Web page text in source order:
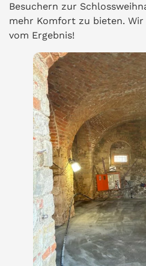
Besuchern zur
mehr Komfort zu bieten.
vom Ergebnis!